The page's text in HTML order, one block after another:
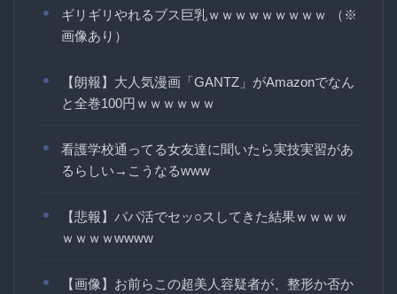
ギリギリやれるブス巨乳ｗｗｗｗｗｗｗｗｗ （※
画像あり）
【朗報】大人気漫画「GANTZ」がAmazonでなん
と全巻100円ｗｗｗｗｗｗ
看護学校通ってる女友達に聞いたら実技実習があ
るらしい→こうなるwww
【悲報】パパ活でセッ○スしてきた結果ｗｗｗｗ
ｗｗｗｗwwww
【画像】お前らこの超美人容疑者が、整形か否か